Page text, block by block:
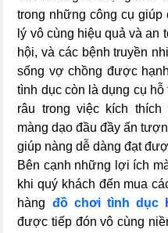
trong những công cụ giúp
lý vô cùng hiệu quả và an
hội, và các bệnh truyền
sống vợ chồng được
tình dục còn là dụng cụ
râu trong việc kích
màng dạo đầu đầy ấn
giúp nàng dễ dàng đạt
Bên cạnh những lợi ích
khi quý khách đến mua
hàng đồ chơi tình dục
được tiếp đón vô cùng